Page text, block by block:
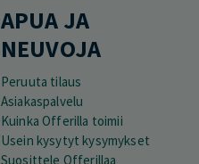
APUA JA
NEUVOJA
Peruuta tilaus
Asiakaspalvelu
Kuinka Offerilla toimii
Usein kysytyt kysymykset
Suosittele Offerillaa